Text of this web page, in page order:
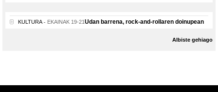
KULTURA EKAINAK 19-21Udan barrena, rock-and-rollaren doinupean
Albiste gehiago